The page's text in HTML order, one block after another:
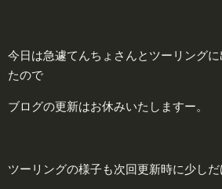
今日は急遽てんちょさんとツーリング
たので
ブログの更新はお休みいたしますー。
ツーリングの様子も次回更新時に少し